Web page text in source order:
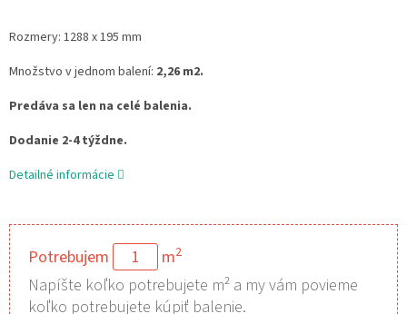
Rozmery: 1288 x 195 mm
Množstvo v jednom balení: 2,26 m2.
Predáva sa len na celé balenia.
Dodanie 2-4 týždne.
Detailné informácie
Potrebujem m2
Napíšte koľko potrebujete m² a my vám povieme
koľko potrebujete kúpiť balenie.